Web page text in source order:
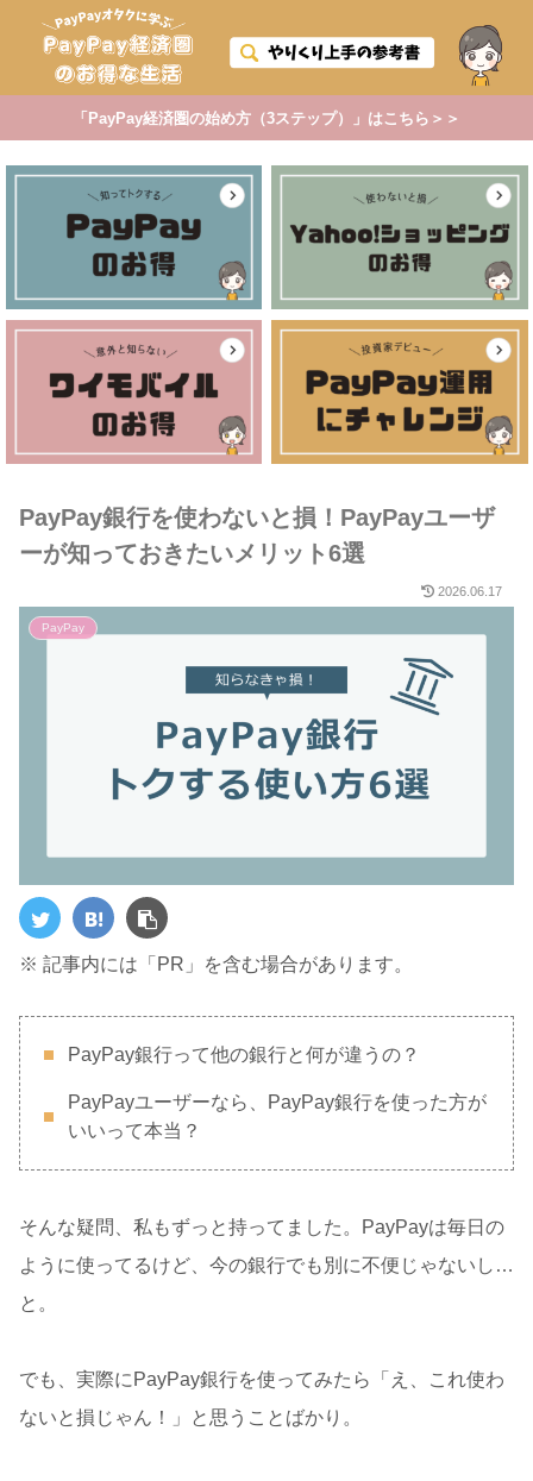
「PayPay経済圏の始め方（3ステップ）」はこちら＞＞
PayPay銀行を使わないと損！PayPayユーザ
ーが知っておきたいメリット6選
2026.06.17
PayPay
※ 記事内には「PR」を含む場合があります。
PayPay銀行って他の銀行と何が違うの？
PayPayユーザーなら、PayPay銀行を使った方が
いいって本当？
そんな疑問、私もずっと持ってました。PayPayは毎日の
ように使ってるけど、今の銀行でも別に不便じゃないし…
と。
でも、実際にPayPay銀行を使ってみたら「え、これ使わ
ないと損じゃん！」と思うことばかり。